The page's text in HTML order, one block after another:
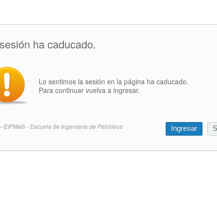
ha caducado.
Lo sentimos la sesión en la página ha caducado.
Para continuar vuelva a ingresar.
EIPWeb - Escuela de Ingeniería de Petróleos Ingresar